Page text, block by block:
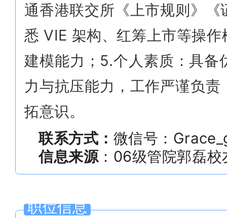
通香港联交所《上市规则》
悉 VIE 架构、红筹上市等操
建模能力；5.个人素质：具
力与抗压能力，工作严谨负
拓意识。
联系方式： 微信号：
信息来源：06级管院郭磊校
职位信息